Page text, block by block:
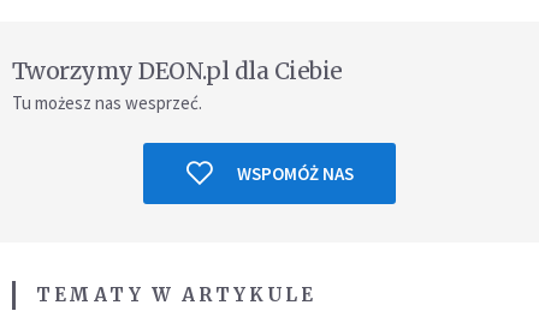
Tworzymy DEON.pl dla Ciebie
Tu możesz nas wesprzeć.
WSPOMÓŻ NAS
TEMATY W ARTYKULE